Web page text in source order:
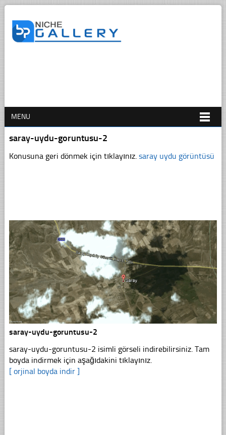
MENU
saray-uydu-goruntusu-2
Konusuna geri dönmek için tıklayınız. saray uydu görüntüsü
saray-uydu-goruntusu-2
saray-uydu-goruntusu-2 isimli görseli indirebilirsiniz. Tam
boyda indirmek için aşağıdakini tıklayınız.
[ orjinal boyda indir ]